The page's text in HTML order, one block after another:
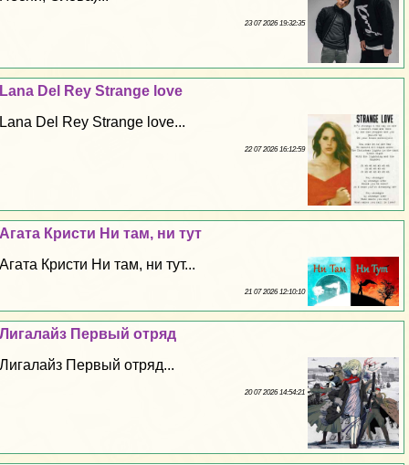
23 07 2026 19:32:35
Lana Del Rey Strange love
Lana Del Rey Strange love...
22 07 2026 16:12:59
Агата Кристи Ни там, ни тут
Агата Кристи Ни там, ни тут...
21 07 2026 12:10:10
Лигалайз Первый отряд
Лигалайз Первый отряд...
20 07 2026 14:54:21